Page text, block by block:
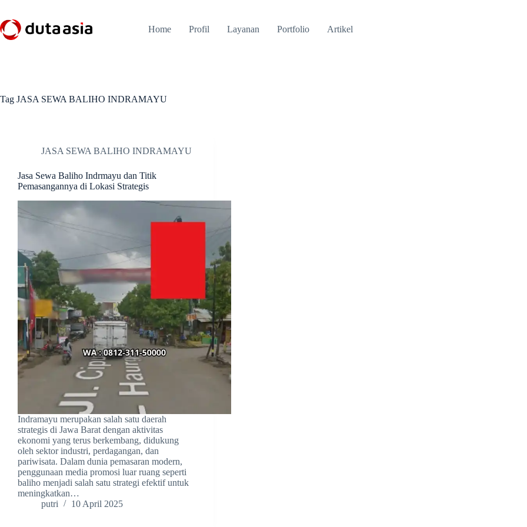
content
Home Profil Layanan Portfolio Artikel
Tag JASA SEWA BALIHO INDRAMAYU
JASA SEWA BALIHO INDRAMAYU
Jasa Sewa Baliho Indrmayu dan Titik
Pemasangannya di Lokasi Strategis
Indramayu merupakan salah satu daerah
strategis di Jawa Barat dengan aktivitas
ekonomi yang terus berkembang, didukung
oleh sektor industri, perdagangan, dan
pariwisata. Dalam dunia pemasaran modern,
penggunaan media promosi luar ruang seperti
baliho menjadi salah satu strategi efektif untuk
meningkatkan…
putri
10 April 2025